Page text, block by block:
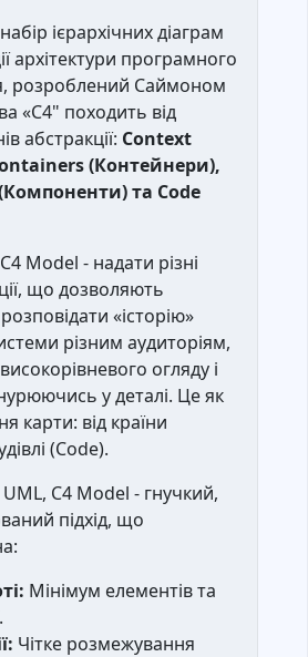
ієрархічних діаграм
архітектури програмного
розроблений Саймоном
«C4" походить від
абстракції: Context
(Контейнери),
та Code
Model - надати різні
що дозволяють
«історію»
різним аудиторіям,
огляду і
у деталі. Це як
карти: від країни
(Code).
UML, C4 Model - гнучкий,
підхід, що
Мінімум елементів та
Чітке розмежування